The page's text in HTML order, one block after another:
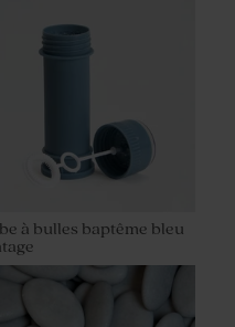
à bulles baptême bleu